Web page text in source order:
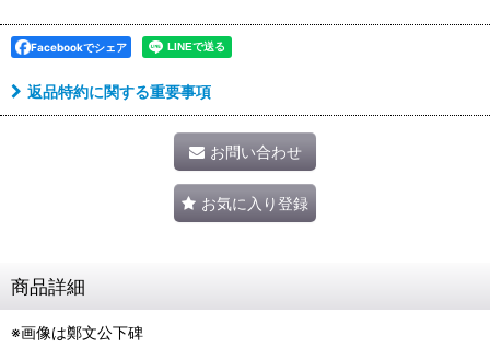
Facebookでシェア
返品特約に関する重要事項
お問い合わせ
お気に入り登録
商品詳細
※画像は鄭文公下碑